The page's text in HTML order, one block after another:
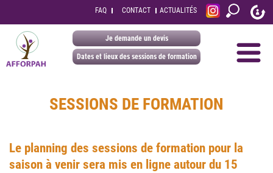
SESSIONS DE FORMATION
Le planning des sessions de formation pour la
saison à venir sera mis en ligne autour du 15
FAQ CONTACT ACTUALITÉS
Dates et lieux des sessions de formation
Je demande un devis